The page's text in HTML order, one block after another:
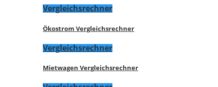
Vergleichsrechner
Ökostrom Vergleichsrechner
Vergleichsrechner
Mietwagen Vergleichsrechner